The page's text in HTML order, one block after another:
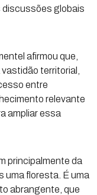
globais
afirmou que,
territorial,
entre
relevante
ampliar essa
principalmente da
uma floresta. É uma
abrangente, que